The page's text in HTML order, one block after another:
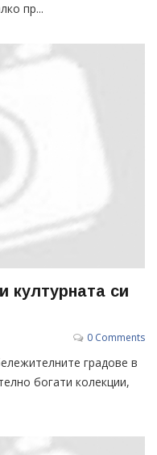
пр...
културната си
0 Comments
градове в
богати колекции,